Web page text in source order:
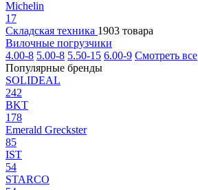
Michelin
17
Складская техника 1903 товара
Вилочные погрузчики
4.00-8 5.00-8 5.50-15 6.00-9 Смотреть все
Популярные бренды
SOLIDEAL
242
BKT
178
Emerald Greckster
85
IST
54
STARCO